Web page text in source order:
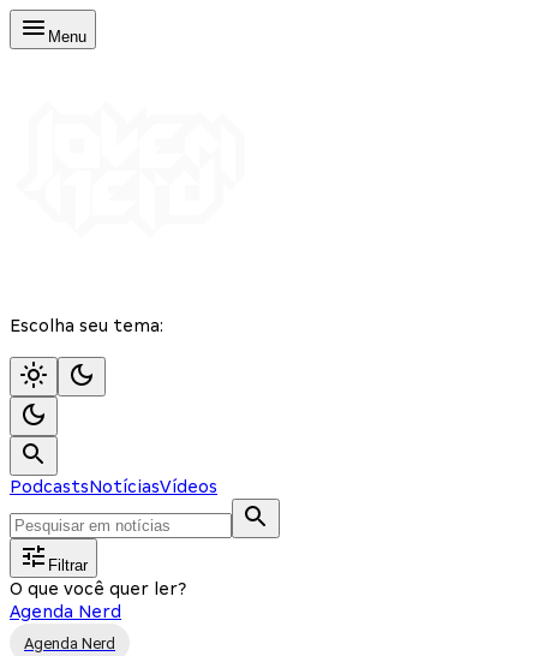
Menu
Escolha seu tema:
PodcastsNotíciasVídeos
Filtrar
O que você quer ler?
Agenda Nerd
Agenda Nerd